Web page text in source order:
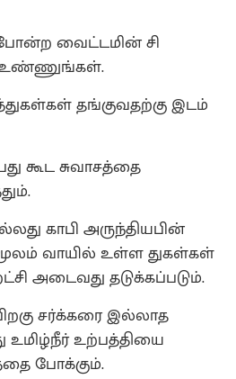
வைட்டமின் சி
உண்ணுங்கள்.
தங்குவதற்கு இடம்
கூட சுவாசத்தை
காபி அருந்தியபின்
வாயில் உள்ள துகள்கள்
அடைவது தடுக்கப்படும்.
சர்க்கரை இல்லாத
உமிழ்நீர் உற்பத்தியை
போக்கும்.